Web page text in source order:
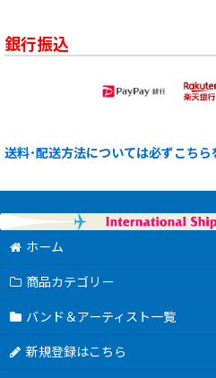
銀行振込
送料･配送方法については必ずこちら
ホーム
商品カテゴリー
バンド＆アーティスト一覧
新規登録はこちら